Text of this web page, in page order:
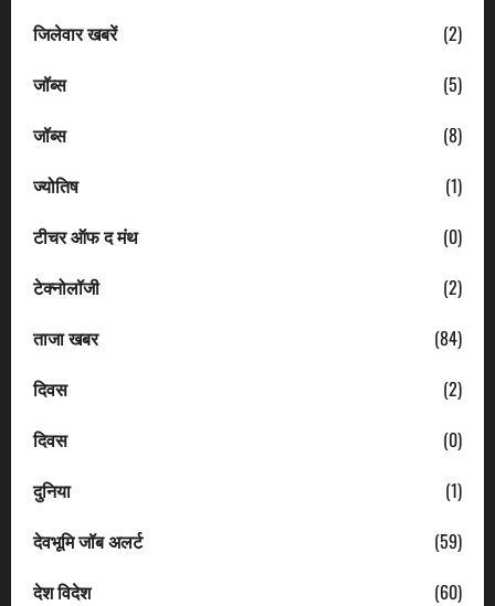
जिलेवार खबरें
(2)
जॉब्स
(5)
जॉब्स
(8)
ज्योतिष
(1)
टीचर ऑफ द मंथ
(0)
टेक्नोलॉजी
(2)
ताजा खबर
(84)
दिवस
(2)
दिवस
(0)
दुनिया
(1)
देवभूमि जॉब अलर्ट
(59)
देश विदेश
(60)